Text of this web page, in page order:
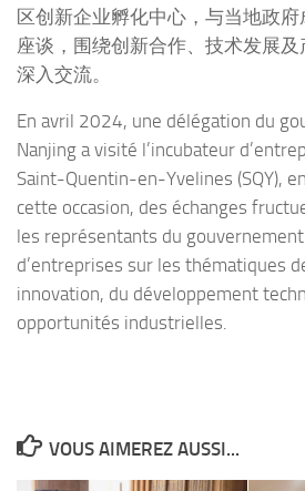
区创新企业孵化中心，与当地政
座谈，围绕创新合作、技术发展
深入交流。
En avril 2024, une délégation du
Nanjing a visité l’incubateur
Saint-Quentin-en-Yvelines (SQY),
cette occasion, des échanges
les représentants du
d’entreprises sur les thématiques
innovation, du développement
opportunités industrielles.
VOUS AIMEREZ AUSSI...